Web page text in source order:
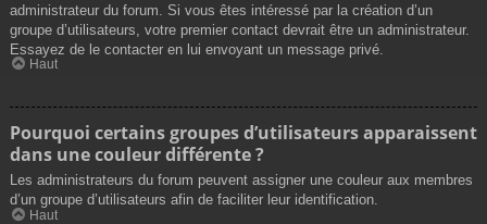
administrateur du forum. Si vous êtes intéressé par la création d’un
groupe d’utilisateurs, votre premier contact devrait être un administrateur.
Essayez de le contacter en lui envoyant un message privé.
Haut
Pourquoi certains groupes d’utilisateurs apparaissent
dans une couleur différente ?
Les administrateurs du forum peuvent assigner une couleur aux membres
d’un groupe d’utilisateurs afin de faciliter leur identification.
Haut